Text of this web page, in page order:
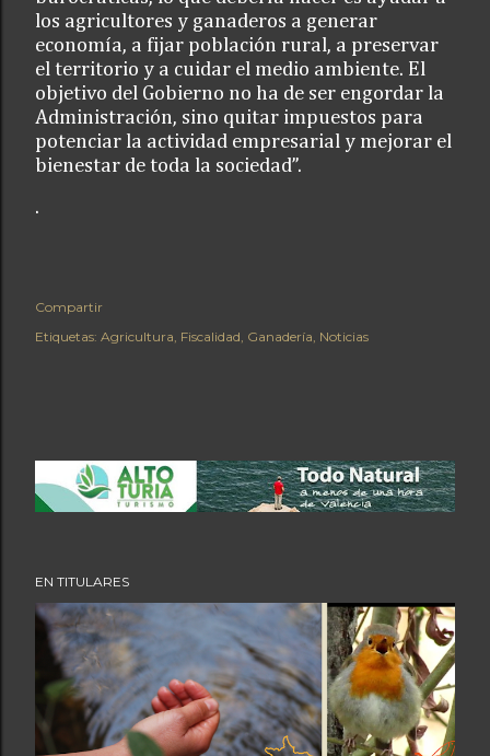
los agricultores y ganaderos a generar
economía, a fijar población rural, a preservar
el territorio y a cuidar el medio ambiente. El
objetivo del Gobierno no ha de ser engordar la
Administración, sino quitar impuestos para
potenciar la actividad empresarial y mejorar el
bienestar de toda la sociedad”.
.
Compartir
Etiquetas: Agricultura Fiscalidad Ganadería Noticias
EN TITULARES